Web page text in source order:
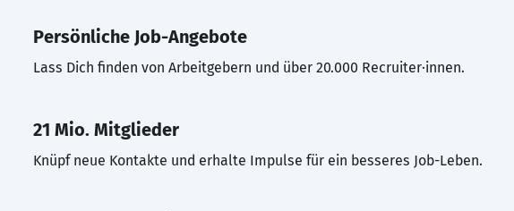
Persönliche Job-Angebote
Lass Dich finden von Arbeitgebern und über 20.000 Recruiter·innen.
21 Mio. Mitglieder
Knüpf neue Kontakte und erhalte Impulse für ein besseres Job-Leben.